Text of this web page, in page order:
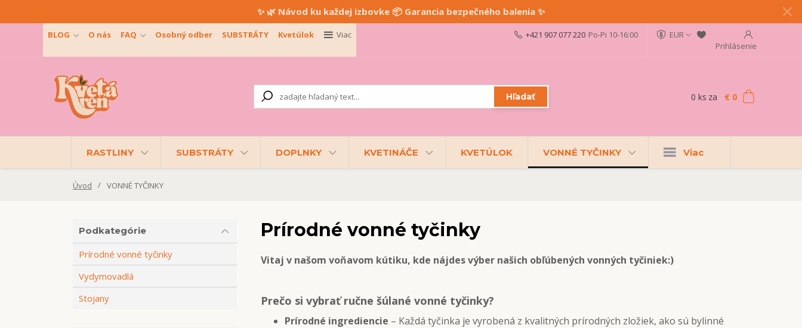
✨ 🌿 Návod ku každej izbovke 📦 Garancia bezpečného balenia ✨
BLOG O nás FAQ Osobný odber SUBSTRÁTY Kvetúlok Viac
EUR
Prihlásenie
Hľadať
+421 907 077 220 Po-Pi 10-16:00
0 ks za € 0
RASTLINY SUBSTRÁTY DOPLNKY KVETINÁČE KVETÚLOK VONNÉ TYČINKY Viac
Úvod VONNÉ TYČINKY
Prírodné vonné tyčinky
Vitaj v našom voňavom kútiku, kde nájdes výber našich obľúbených vonných tyčiniek:)
Prečo si vybrať ručne šúlané vonné tyčinky?
Prírodné ingrediencie – Každá tyčinka je vyrobená z kvalitných prírodných zložiek, ako sú bylinné
Podkategórie
Prírodné vonné tyčinky
Vydymovadlá
Stojany